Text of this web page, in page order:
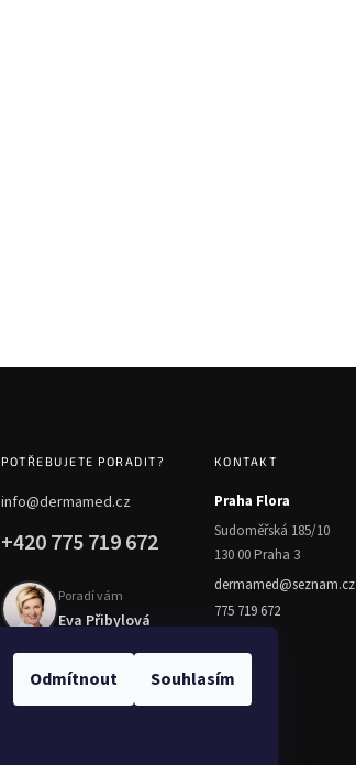
Odmítnout Souhlasím
POTŘEBUJETE PORADIT?
info@dermamed.cz
+420 775 719 672
Poradí vám
Eva Přibylová
KONTAKT
Praha Flora
Sudoměřská 185/10
130 00 Praha 3
dermamed@seznam.cz
775 719 672